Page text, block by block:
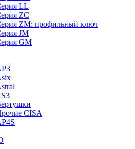
LL
ZC
ZM: профильный ключ
JM
GM
CISA